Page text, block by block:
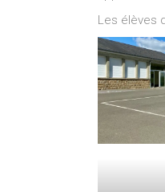
Les élèves